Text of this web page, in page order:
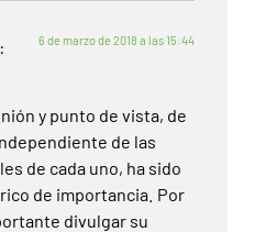
6 de marzo de 2018 a las 15:44
y punto de vista, de
de las
de cada uno, ha sido
de importancia. Por
divulgar su